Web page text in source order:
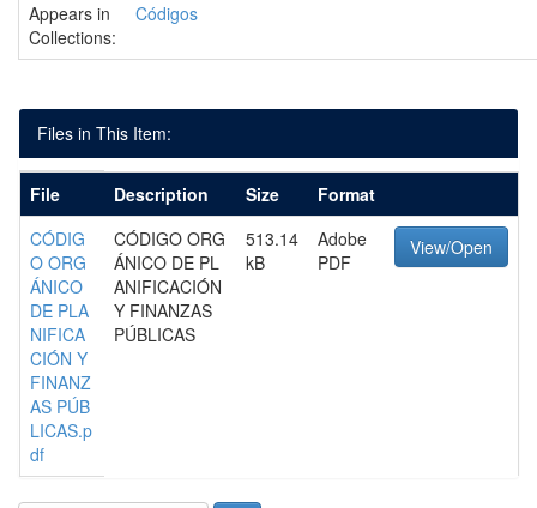
Appears in
Collections:
Códigos
Files in This Item:
File Description Size
Format
CÓDIG
O ORG
ÁNICO
DE PLA
NIFICA
CIÓN Y
FINANZ
AS PÚB
LICAS.p
df
CÓDIGO ORG
ÁNICO DE PL
ANIFICACIÓN
Y FINANZAS
PÚBLICAS
513.14
kB
Adobe
PDF
View/Open